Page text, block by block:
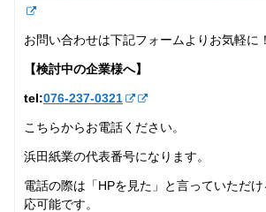
お問い合わせは下記フォームよりお気軽に！
【検討中の企業様へ】
tel:076-237‐0321
こちらからお電話ください。
浜田紙業の代表番号になります。
電話の際は「HPを見た」と言っていただ
応可能です。